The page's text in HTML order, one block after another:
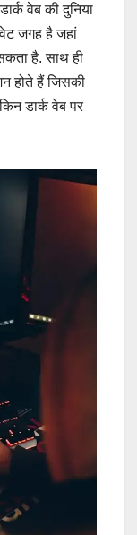
वेब की दुनिया
जगह है जहां
है. साथ ही
होते हैं जिसकी
डार्क वेब पर